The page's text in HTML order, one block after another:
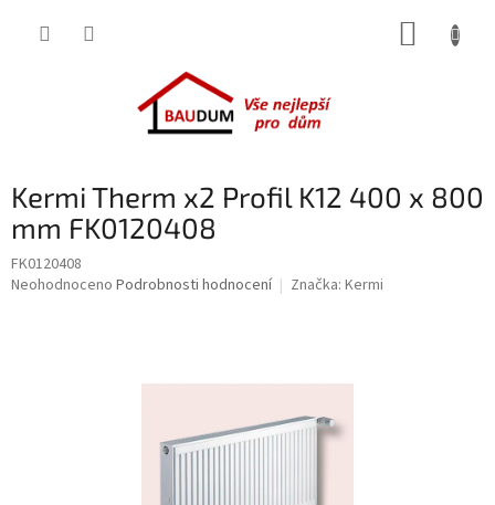
Kermi Therm x2 Profil K12 400 x 800
mm FK0120408
FK0120408
Průměrné
Neohodnoceno Podrobnosti hodnocení Značka: Kermi